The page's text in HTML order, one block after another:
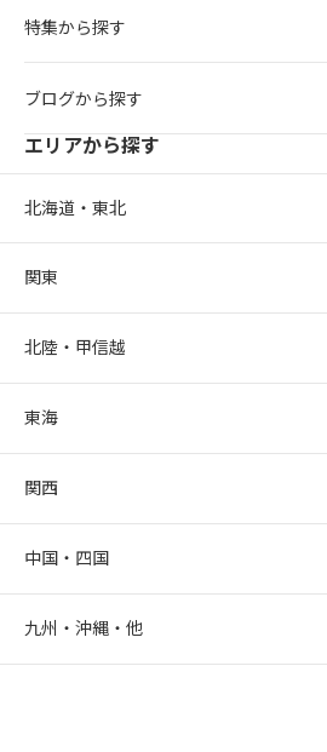
特集から探す
ブログから探す
エリアから探す
北海道・東北
関東
北陸・甲信越
東海
関西
中国・四国
九州・沖縄・他